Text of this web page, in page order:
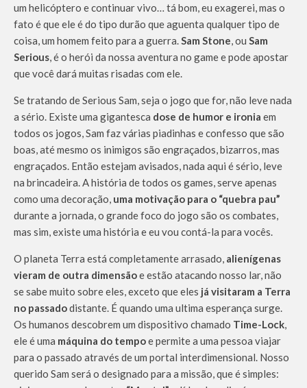
um helicóptero e continuar vivo… tá bom, eu exagerei, mas o
fato é que ele é do tipo durão que aguenta qualquer tipo de
coisa, um homem feito para a guerra. Sam Stone , ou Sam
Serious , é o herói da nossa aventura no game e pode apostar
que você dará muitas risadas com ele.
Se tratando de Serious Sam, seja o jogo que for, não leve nada
a sério. Existe uma gigantesca dose de humor e ironia em
todos os jogos, Sam faz várias piadinhas e confesso que são
boas, até mesmo os inimigos são engraçados, bizarros, mas
engraçados. Então estejam avisados, nada aqui é sério, leve
na brincadeira. A história de todos os games, serve apenas
como uma decoração, uma motivação para o “quebra pau”
durante a jornada, o grande foco do jogo são os combates,
mas sim, existe uma história e eu vou contá-la para vocês.
O planeta Terra está completamente arrasado, alienígenas
vieram de outra dimensãoe estão atacando nosso lar, não
se sabe muito sobre eles, exceto que eles já visitaram a Terra
no passadodistante. É quando uma ultima esperança surge.
Os humanos descobrem um dispositivo chamado Time-Lock
ele é uma máquina do tempoe permite a uma pessoa viajar
para o passado através de um portal interdimensional. Nosso
querido Sam será o designado para a missão, que é simples: